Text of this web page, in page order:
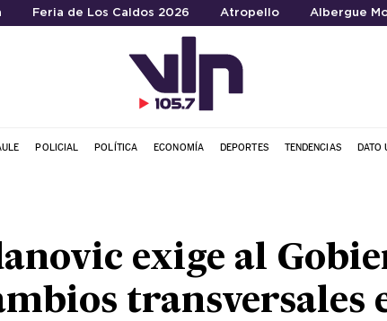
Feria de Los Caldos 2026 Atropello Albergue
POLICIAL POLÍTICA ECONOMÍA DEPORTES TENDENCIAS DATO
exige al
transversales